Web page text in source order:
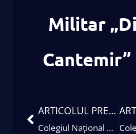
Militar
Cantemir”
ARTICOLUL PRECEDENT
Colegiul Național Mihai Eminescu Satu Mare